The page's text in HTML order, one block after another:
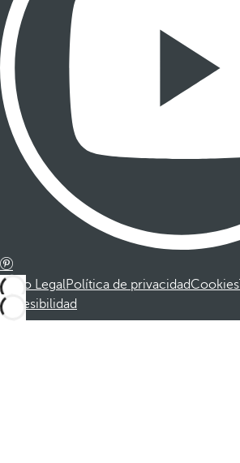
Aviso LegalPolítica de privacidadCookies
Accesibilidad